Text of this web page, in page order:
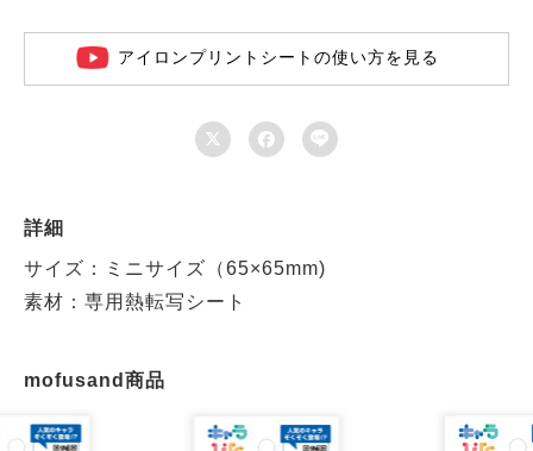
アイロンプリントシートの使い方を見る
  
詳細
サイズ：ミニサイズ（65×65mm)
素材：専用熱転写シート
mofusand商品